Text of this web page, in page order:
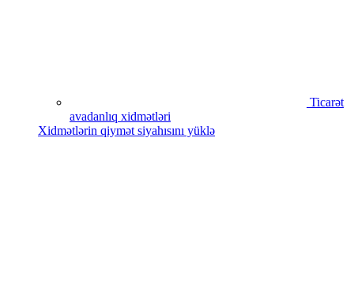
Ticarət
avadanlıq xidmətləri
Xidmətlərin qiymət siyahısını yüklə